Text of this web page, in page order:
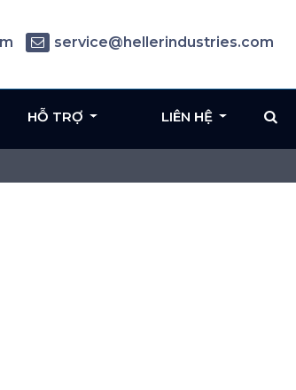
service@hellerindustries.com
HỖ TRỢ LIÊN HỆ